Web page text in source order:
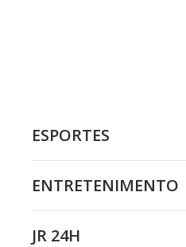
ESPORTES
ENTRETENIMENTO
JR 24H